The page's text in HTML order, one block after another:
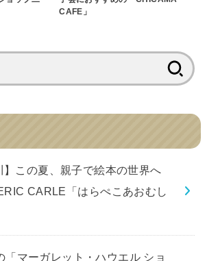
CAFE」
索:
】この夏、親子で絵本の世界へ
CARLE「はらぺこあおむし
「マーガレット・ハウエル ショ